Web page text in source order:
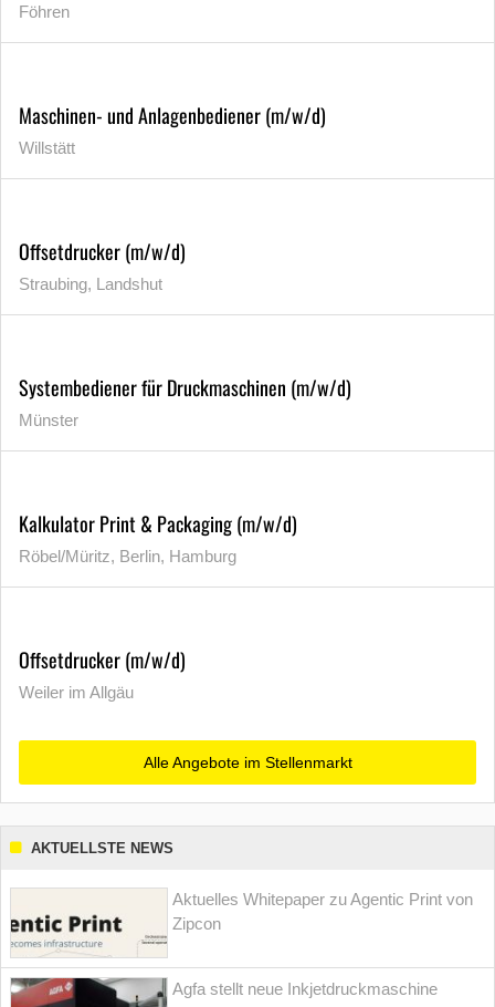
Föhren
Maschinen- und Anlagenbediener (m/w/d)
Willstätt
Offsetdrucker (m/w/d)
Straubing, Landshut
Systembediener für Druckmaschinen (m/w/d)
Münster
Kalkulator Print & Packaging (m/w/d)
Röbel/Müritz, Berlin, Hamburg
Offsetdrucker (m/w/d)
Weiler im Allgäu
Alle Angebote im Stellenmarkt
AKTUELLSTE NEWS
Aktuelles Whitepaper zu Agentic Print von
Zipcon
Agfa stellt neue Inkjetdruckmaschine